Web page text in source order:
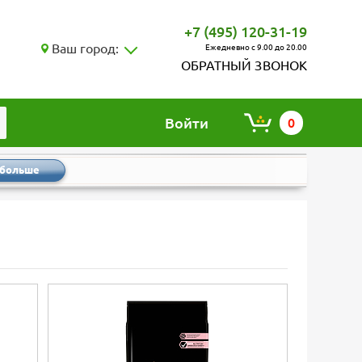
Ваш город:
+7 (495) 120-31-19
Ежедневно с 9.00 до 20.00
ОБРАТНЫЙ ЗВОНОК
Войти 0